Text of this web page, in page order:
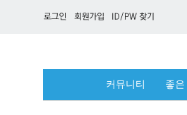
커뮤니티 좋은